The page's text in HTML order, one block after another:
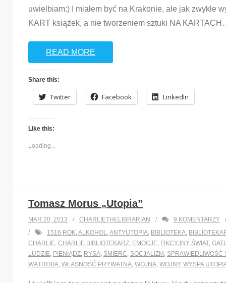
uwielbiam:) I miałem być na Krakonie, ale jak zwykle
KART książek, a nie tworzeniem sztuki NA KARTACH
READ MORE
Share this:
Twitter Facebook LinkedIn
Like this:
Loading...
Tomasz Morus „Utopia”
MAR 20, 2013 CHARLIETHELIBRARIAN 9 KOMENTARZY
1516 ROK,ALKOHOL,ANTYUTOPIA, BIBLIOTEKA,
CHARLIE, CHARLIE BIBLIOTEKARZ, EMOCJE, FIKCYJNY ŚWIAT,
LUDZIE, PIENIĄDZ, RYSA, ŚMIERĆ, SOCJALIZM , SPRAWIEDLIWOŚĆ
WĄTROBA, WŁASNOŚĆ PRYWATNA, WOJNA, WOJNY, WYSPA